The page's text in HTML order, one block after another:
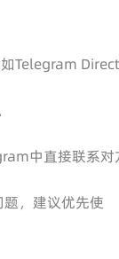
Telegram
中直接联系对
，建议优先使